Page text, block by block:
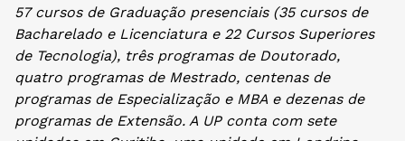
57 cursos de Graduação presenciais (35 cursos de
Bacharelado e Licenciatura e 22 Cursos Superiores
de Tecnologia), três programas de Doutorado,
quatro programas de Mestrado, centenas de
programas de Especialização e MBA e dezenas de
programas de Extensão. A UP conta com sete